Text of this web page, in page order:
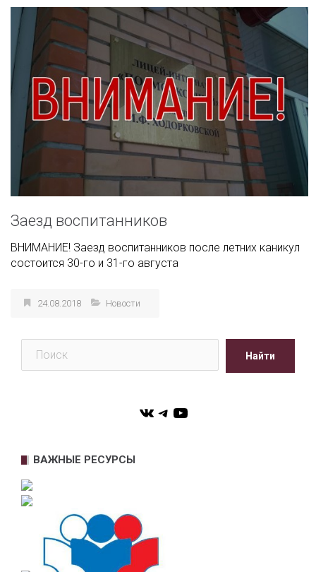
Заезд воспитанников
ВНИМАНИЕ! Заезд воспитанников после летних каникул
состоится 30-го и 31-го августа
Поиск
VK Telegram
YouTube